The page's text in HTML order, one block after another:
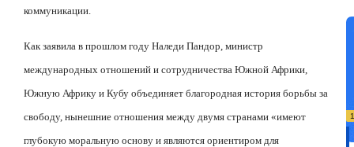
коммуникации.
Как заявила в прошлом году Наледи Пандор, министр
международных отношений и сотрудничества Южной Африки,
Южную Африку и Кубу объединяет благородная история борьбы за
свободу, нынешние отношения между двумя странами «имеют
глубокую моральную основу и являются ориентиром для